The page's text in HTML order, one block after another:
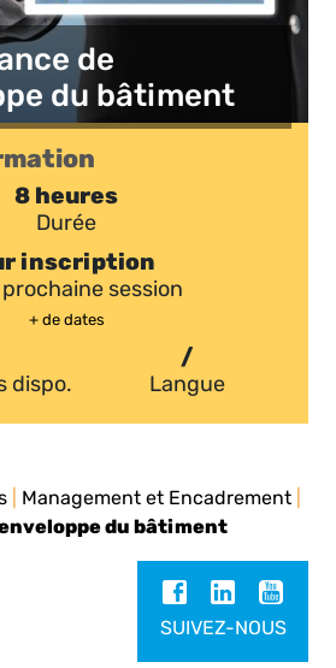
de
du bâtiment
8 heures
Durée
inscription
session
+ de dates
dispo.
/
Langue
Management et Encadrement
du bâtiment
SUIVEZ-NOUS